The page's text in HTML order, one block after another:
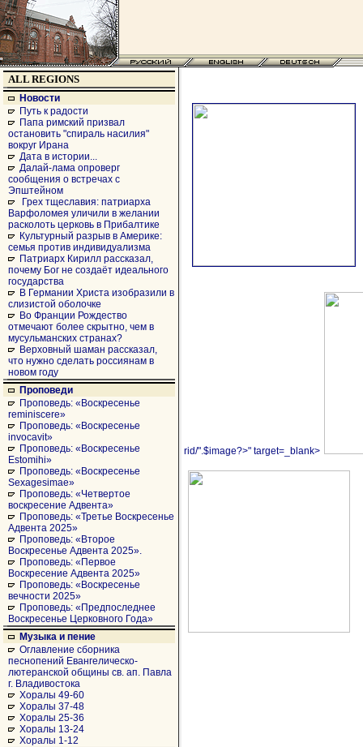
ALL REGIONS
Новости
Путь к радости
Папа римский призвал
остановить "спираль насилия"
вокруг Ирана
Дата в истории...
Далай-лама опроверг
сообщения о встречах с
Эпштейном
Грех тщеславия: патриарха
Варфоломея уличили в желании
расколоть церковь в Прибалтике
Культурный разрыв в Америке:
семья против индивидуализма
Патриарх Кирилл рассказал,
почему Бог не создаёт идеального
государства
В Германии Христа изобразили в
слизистой оболочке
Во Франции Рождество
отмечают более скрытно, чем в
мусульманских странах?
Верховный шаман рассказал,
что нужно сделать россиянам в
новом году
Проповеди
Проповедь: «Воскресенье
reminiscere»
Проповедь: «Воскресенье
invocavit»
Проповедь: «Воскресенье
Estomihi»
Проповедь: «Воскресенье
Sexagesimae»
Проповедь: «Четвертое
воскресение Адвента»
Проповедь: «Третье Воскресенье
Адвента 2025»
Проповедь: «Второе
Воскресенье Адвента 2025».
Проповедь: «Первое
Воскресение Адвента 2025»
Проповедь: «Воскресенье
вечности 2025»
Проповедь: «Предпоследнее
Воскресенье Церковного Года»
Музыка и пение
Оглавление сборника
песнопений Евангелическо-
лютеранской общины св. ап. Павла
г. Владивостока
Хоралы 49-60
Хоралы 37-48
Хоралы 25-36
Хоралы 13-24
Хоралы 1-12
rid/".$image?>" target=_blank>